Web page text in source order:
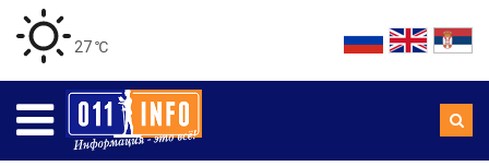
27 ℃